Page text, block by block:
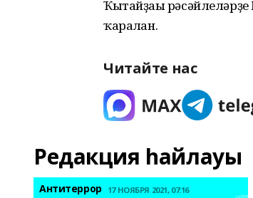
Ҡытайҙағы
ҡаралған.
Читайте нас
Редакция һайлауы
Антитеррор 17 НОЯБРЯ 2021, 07:16